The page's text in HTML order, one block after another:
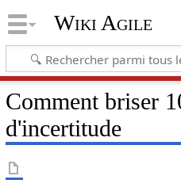
Wiki Agile
Comment briser
d'incertitude